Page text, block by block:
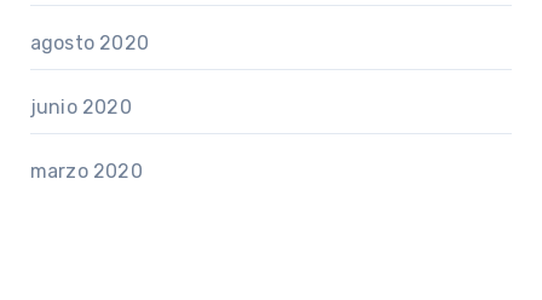
agosto 2020
junio 2020
marzo 2020